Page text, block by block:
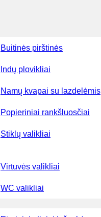
Buitinės pirštinės
Indų plovikliai
Namų kvapai su lazdelėmis
Popieriniai rankšluosčiai
Stiklų valikliai
Virtuvės valikliai
WC valikliai